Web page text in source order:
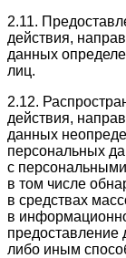
2.11.
действия,
данных
лиц.
2.12.
действия,
данных
персональных
с
в том числе
в средствах
в
предоставление
либо иным